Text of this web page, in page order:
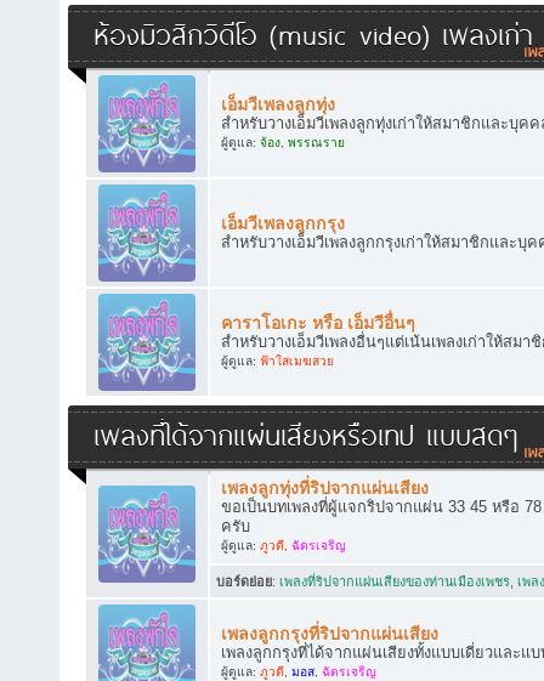
ห้องมิวสิกวิดีโอ (music video) เพลงเก่า
เอ็มวีเพลงลูกทุ่ง
สำหรับวางเอ็มวีเพลงลูกทุ่งเก่าให้สมาชิกและบุค
ผู้ดูแล: จ้อง, พรรณราย
เอ็มวีเพลงลูกกรุง
สำหรับวางเอ็มวีเพลงลูกกรุงเก่าให้สมาชิกและบุ
คาราโอเกะ หรือ เอ็มวีอื่นๆ
สำหรับวางเอ็มวีเพลงอื่นๆแต่เน้นเพลงเก่าให้สม
ผู้ดูแล: ฟ้าใสเมฆสวย
เพลงที่ได้จากแผ่นเสียงหรือเทป แบบสดๆ
เพลงลูกทุ่งที่ริปจากแผ่นเสียง
ขอเป็นบทเพลงที่ผู้แจกริปจากแผ่น 33 45 หรือ 78
ครับ
ผู้ดูแล: ภูวดี, ฉัตรเจริญ
บอร์ดย่อย: เพลงที่ริปจากแผ่นเสียงของท่านเมืองเพชร เพล
เพลงลูกกรุงที่ริปจากแผ่นเสียง
เพลงลูกกรุงที่ได้จากแผ่นเสียงทั้งแบบเดี่ยวและแ
ผู้ดูแล: ภูวดี, มอส, ฉัตรเจริญ